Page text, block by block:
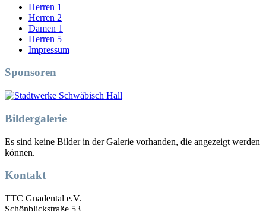
Herren 1
Herren 2
Damen 1
Herren 5
Impressum
Sponsoren
Bildergalerie
Es sind keine Bilder in der Galerie vorhanden, die angezeigt werden
können.
Kontakt
TTC Gnadental e.V.
Schönblickstraße 53